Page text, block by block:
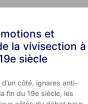
et
la vivisection à
siècle
côté, ignares anti-
fin du 19e siècle, les